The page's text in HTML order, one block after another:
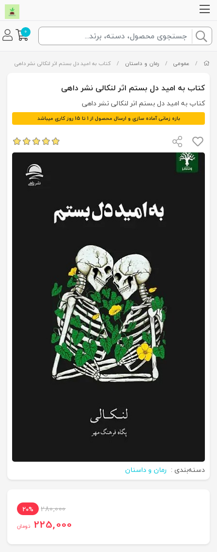
0
/ عمومی / رمان و داستان / کتاب به‌ امید‌‌‌‌ دل‌ بستم اثر لنکالی نشر داهی
کتاب به‌ امید‌‌‌‌ دل‌ بستم اثر لنکالی نشر داهی
کتاب به‌ امید‌‌‌‌ دل‌ بستم اثر لنکالی نشر داهی
بازه زمانی آماده سازی و ارسال محصول از 1 تا 15 روز کاری میباشد
دسته‌بندی : رمان و داستان
280,000
20%
225,000 تومان